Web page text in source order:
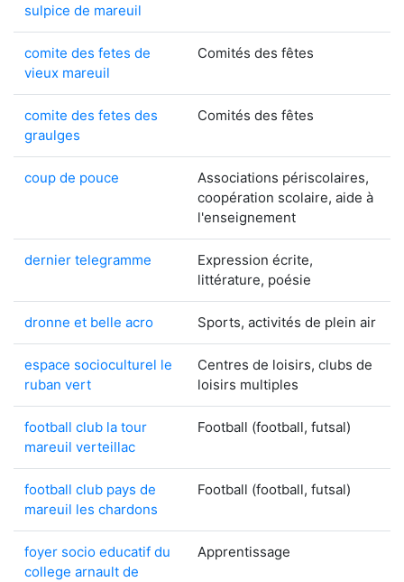
sulpice de mareuil
comite des fetes de
vieux mareuil
Comités des fêtes
comite des fetes des
graulges
Comités des fêtes
coup de pouce
Associations périscolaires,
coopération scolaire, aide à
l'enseignement
dernier telegramme
Expression écrite,
littérature, poésie
dronne et belle acro Sports, activités de plein air
espace socioculturel le
ruban vert
Centres de loisirs, clubs de
loisirs multiples
football club la tour
mareuil verteillac
Football (football, futsal)
football club pays de
mareuil les chardons
Football (football, futsal)
foyer socio educatif du
college arnault de
Apprentissage